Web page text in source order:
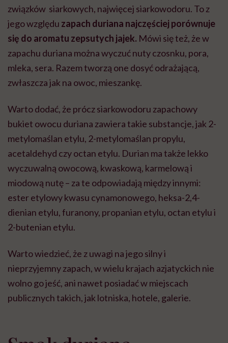
związków siarkowych, najwięcej siarkowodoru. To z
jego względu zapach duriana najczęściej porównuje
się do aromatu zepsutych jajek. Mówi się też, że w
zapachu duriana można wyczuć nuty czosnku, pora,
mleka, sera. Razem tworzą one dosyć odrażającą,
zwłaszcza jak na owoc, mieszankę.
Warto dodać, że prócz siarkowodoru zapachowy
bukiet owocu duriana zawiera takie substancje, jak 2-
metylomaślan etylu, 2-metylomaślan propylu,
acetaldehyd czy octan etylu. Durian ma także lekko
wyczuwalną owocową, kwaskową, karmelową i
miodową nutę – za te odpowiadają między innymi:
ester etylowy kwasu cynamonowego, heksa-2,4-
dienian etylu, furanony, propanian etylu, octan etylu i
2-butenian etylu.
Warto wiedzieć, że z uwagi na jego silny i
nieprzyjemny zapach, w wielu krajach azjatyckich nie
wolno go jeść, ani nawet posiadać w miejscach
publicznych takich, jak lotniska, hotele, galerie.